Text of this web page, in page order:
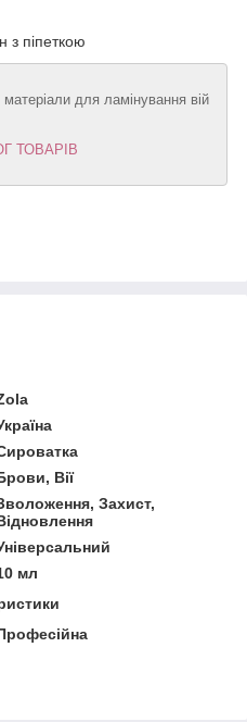
з піпеткою
матеріали для ламінування вій
ТОВАРІВ
Вії
Захист,
мл